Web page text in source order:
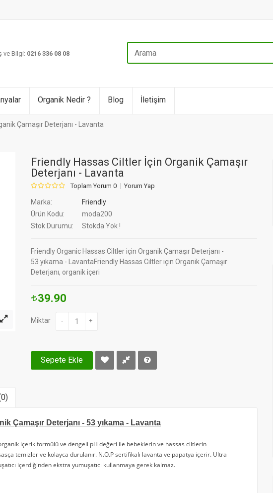
ve Bilgi: 0216 336 08 08
Organik Nedir ? Blog İletişim
Çamaşır Deterjanı - Lavanta
Friendly Hassas Ciltler İçin Organik Çamaşır
Deterjanı - Lavanta
Toplam Yorum 0 Yorum Yap
Marka:
Friendly
Ürün Kodu:
moda200
Stok Durumu:
Stokda Yok !
Friendly Organic Hassas Ciltler için Organik Çamaşır Deterjanı -
53 yıkama - LavantaFriendly Hassas Ciltler için Organik Çamaşır
Deterjanı, organik içeri
39.90
Miktar - +
Sepete Ekle
Çamaşır Deterjanı - 53 yıkama - Lavanta
içerik formülü ve dengeli pH değeri ile bebeklerin ve hassas ciltlerin
temizler ve kolayca durulanır. N.O.P sertifikalı lavanta ve papatya içerir. Ultra
içerdiğinden ekstra yumuşatıcı kullanmaya gerek kalmaz.